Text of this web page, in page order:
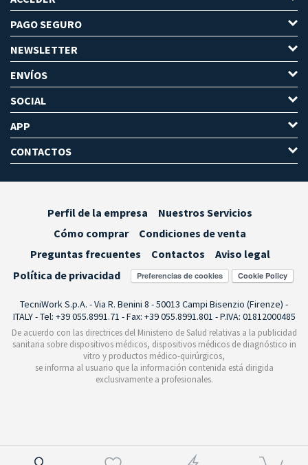
PAGO SEGURO
NEWSLETTER
ENVÍOS
SOCIAL
APP
CONTACTOS
Perfil de la empresa
Nuestros Servicios
Cómo comprar
Condiciones de venta
Preguntas frecuentes
Contactos
Aviso legal
Política de privacidad
Preferencias de cookies
TecniWork S.p.A. - Via R. Benini 8 - 50013 Campi Bisenzio (Firenze) -
ITALY - Tel: +39 055.8991.71 - Fax: +39 055.8991.801 - P.IVA: 01812000485
De acuerdo con las directrices del Ministerio de Salud relativas a la publicidad
sanitaria sobre dispositivos médicos, dispositivos médicos de diagnóstico in
vitro y productos médico-quirúrgicos,
se informa al usuario que la información contenida está dirigida
exclusivamente a profesionales.